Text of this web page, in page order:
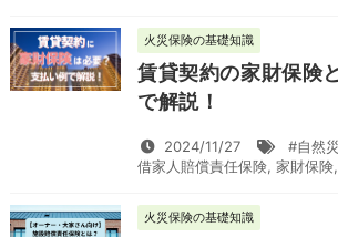
火災保険の基礎知識
賃貸契約の家財保険
で解説！
2024/11/27 #自然
借家人賠償責任保険, 家財保険,
火災保険の基礎知識